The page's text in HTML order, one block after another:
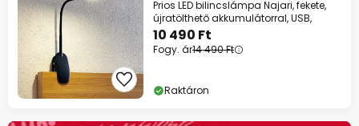
Prios LED bilincslámpa Najari, fekete,
újratölthető akkumulátorral, USB,
10 490 Ft
Fogy. ár14 490 Ft
Raktáron